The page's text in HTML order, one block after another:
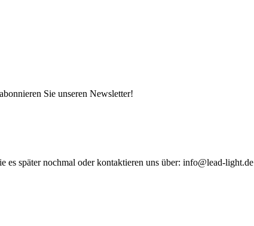
Sie unseren Newsletter!
es später nochmal oder kontaktieren uns über: info@lead-light.de